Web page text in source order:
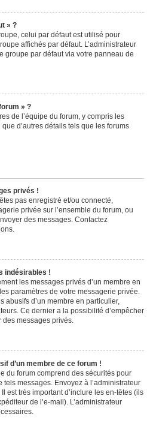
» ?
celui par défaut est utilisé pour
affichés par défaut. L’administrateur
groupe par défaut via votre panneau de
» ?
de l’équipe du forum, y compris les
d’autres détails tels que les forums
privés !
pas enregistré et/ou connecté,
privée sur l’ensemble du forum, ou
des messages. Contactez
indésirables !
les messages privés d’un membre en
paramètres de votre messagerie privée.
abusifs d’un membre en particulier,
Ce dernier a la possibilité d’empêcher
des messages privés.
d’un membre de ce forum !
du forum comprend des sécurités pour
messages. Envoyez à l’administrateur
est très important d’inclure les en-têtes (ils
de l’e-mail). L’administrateur